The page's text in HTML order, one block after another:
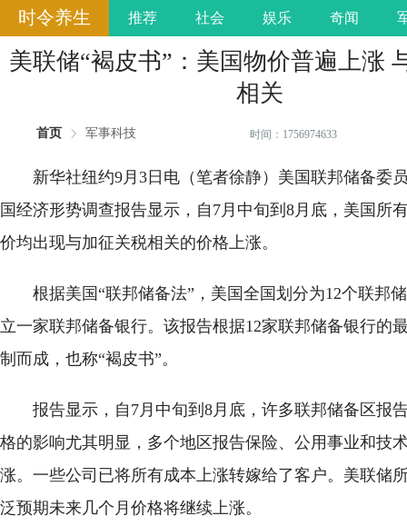
时令养生 推荐 社会 娱乐 奇闻
美联储“褐皮书”：美国物价普遍上涨
相关
首页 军事科技 时间：1756974633
新华社纽约9月3日电（笔者徐静）美国联邦储备委
国经济形势调查报告显示，自7月中旬到8月底，美国所
价均出现与加征关税相关的价格上涨。
根据美国“联邦储备法”，美国全国划分为12个联邦
立一家联邦储备银行。该报告根据12家联邦储备银行的
制而成，也称“褐皮书”。
报告显示，自7月中旬到8月底，许多联邦储备区报
格的影响尤其明显，多个地区报告保险、公用事业和技
涨。一些公司已将所有成本上涨转嫁给了客户。美联储
泛预期未来几个月价格将继续上涨。